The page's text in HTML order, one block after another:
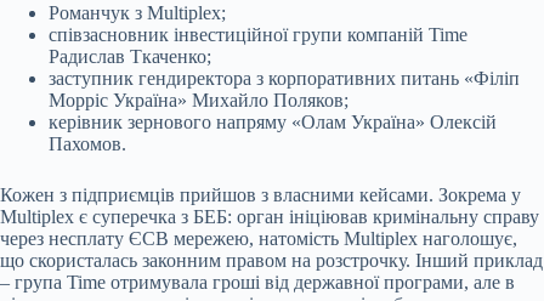
Романчук з Multiplex;
співзасновник інвестиційної групи компаній Time
Радислав Ткаченко;
заступник гендиректора з корпоративних питань «Філіп
Морріс Україна» Михайло Поляков;
керівник зернового напряму «Олам Україна» Олексій
Пахомов.
Кожен з підприємців прийшов з власними кейсами. Зокрема у
Multiplex є суперечка з БЕБ: орган ініціював кримінальну справу
через несплату ЄСВ мережею, натомість Multiplex наголошує,
що скористалась законним правом на розстрочку. Інший приклад
– група Time отримувала гроші від державної програми, але в